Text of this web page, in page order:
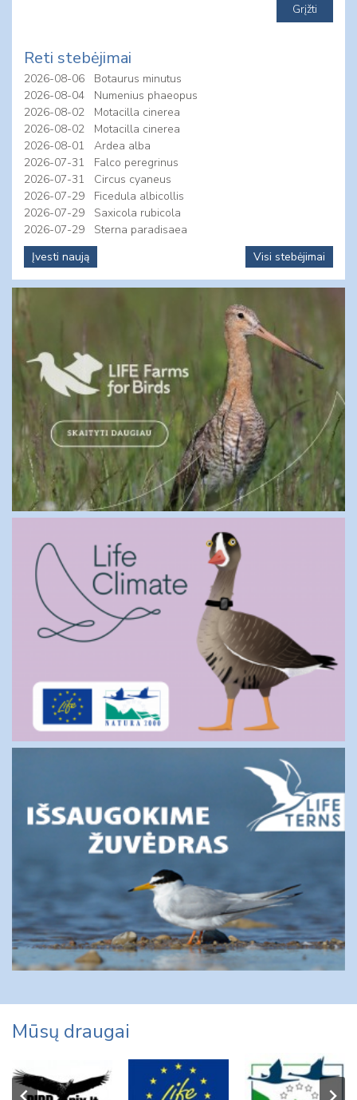
Reti stebėjimai
2026-08-06
Botaurus minutus
2026-08-04
Numenius phaeopus
2026-08-02
Motacilla cinerea
2026-08-02
Motacilla cinerea
2026-08-01
Ardea alba
2026-07-31
Falco peregrinus
2026-07-31
Circus cyaneus
2026-07-29
Ficedula albicollis
2026-07-29
Saxicola rubicola
2026-07-29
Sterna paradisaea
Įvesti naują
Visi stebėjimai
Mūsų draugai